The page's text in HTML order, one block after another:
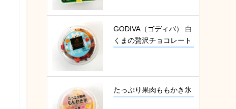
GODIVA（ゴディバ） 白
くまの贅沢チョコレート
たっぷり果肉ももかき氷